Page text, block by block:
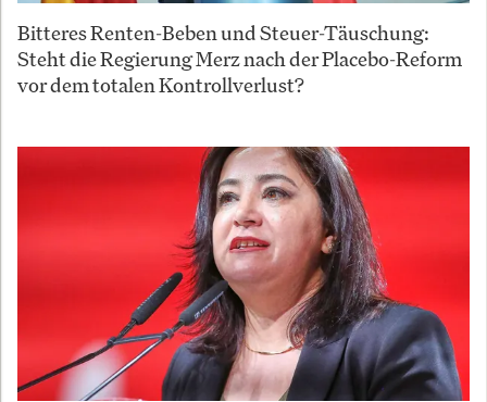
Bitteres Renten-Beben und Steuer-Täuschung:
Steht die Regierung Merz nach der Placebo-Reform
vor dem totalen Kontrollverlust?